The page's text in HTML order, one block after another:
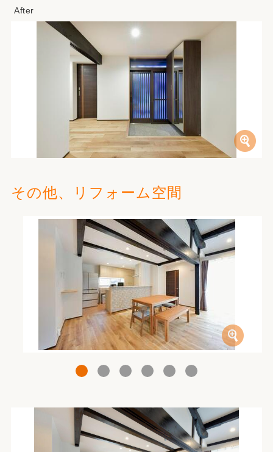
その他、リフォーム空間